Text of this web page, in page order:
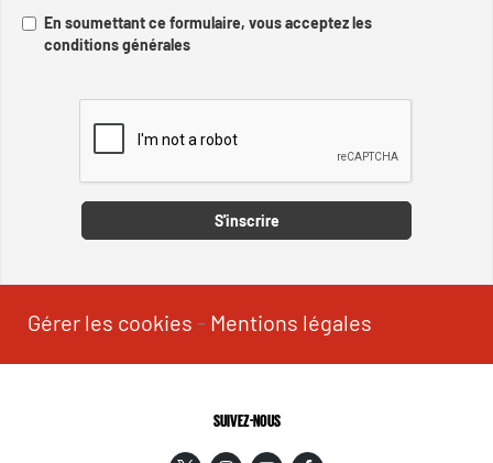
En soumettant ce formulaire, vous acceptez les
conditions générales
S'inscrire
Gérer les cookies - Mentions légales
SUIVEZ-NOUS